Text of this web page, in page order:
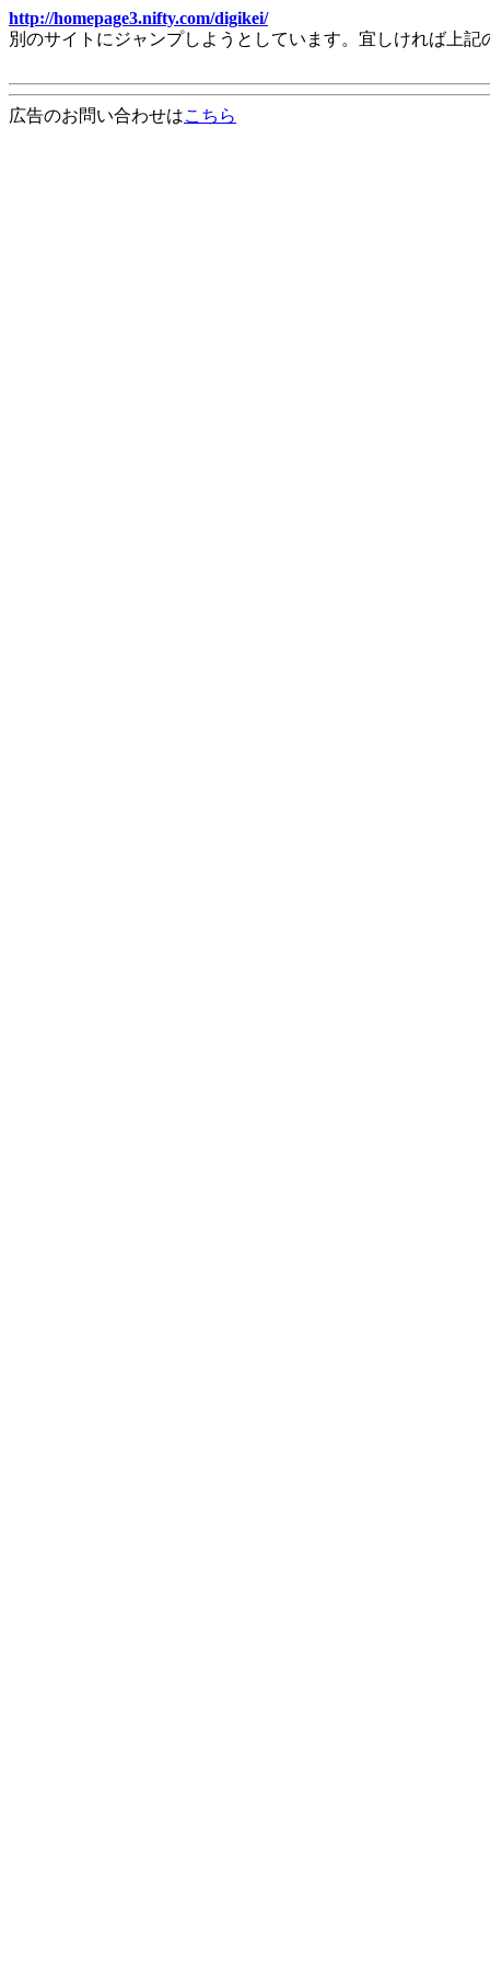
http://homepage3.nifty.com/digikei/
別のサイトにジャンプしようとしています。宜しければ上
広告のお問い合わせはこちら